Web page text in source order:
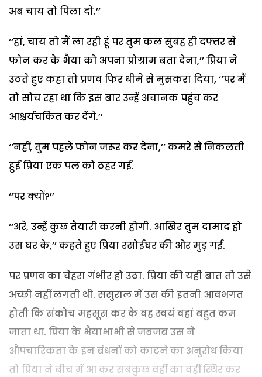
अब चाय तो पिला दो.’’
‘‘हां, चाय तो मैं ला रही हूं पर तुम कल सुबह ही दफ्तर से
फोन कर के भैया को अपना प्रोग्राम बता देना,’’ प्रिया ने
उठते हुए कहा तो प्रणव फिर धीमे से मुसकरा दिया, ‘‘पर मैं
तो सोच रहा था कि इस बार उन्हें अचानक पहुंच कर
आश्चर्यचकित कर देंगे.’’
‘‘नहीं, तुम पहले फोन जरूर कर देना,’’ कमरे से निकलती
हुई प्रिया एक पल को ठहर गई.
‘‘पर क्यों?’’
‘‘अरे, उन्हें कुछ तैयारी करनी होगी. आखिर तुम दामाद हो
उस घर के,’’ कहते हुए प्रिया रसोईघर की ओर मुड़ गई.
पर प्रणव का चेहरा गंभीर हो उठा. प्रिया की यही बात तो उसे
अच्छी नहीं लगती थी. ससुराल में उस की इतनी आवभगत
होती कि संकोच महसूस कर के वह स्वयं वहां बहुत कम
जाता था. प्रिया के भैयाभाभी से जबजब उस ने
औपचारिकता के इन बंधनों को काटने का अनुरोध किया
तो प्रिया ने बीच में आ कर सबकुछ वहीं का वहीं स्थिर कर